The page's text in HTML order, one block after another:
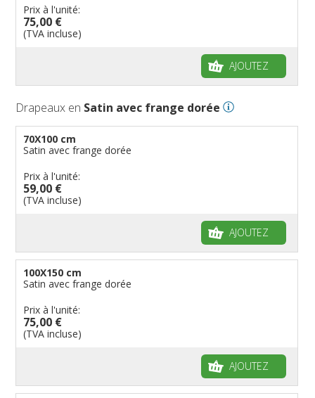
Prix à l'unité:
75,00 €
(TVA incluse)
AJOUTEZ
Drapeaux en Satin avec frange dorée
70X100 cm
Satin avec frange dorée
Prix à l'unité:
59,00 €
(TVA incluse)
AJOUTEZ
100X150 cm
Satin avec frange dorée
Prix à l'unité:
75,00 €
(TVA incluse)
AJOUTEZ